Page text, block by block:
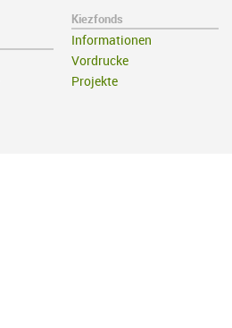
Kiezfonds
Informationen
Vordrucke
Projekte